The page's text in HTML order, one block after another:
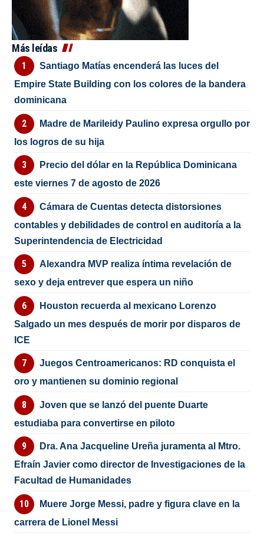
Más leídas
Santiago Matías encenderá las luces del
Empire State Building con los colores de la bandera
dominicana
Madre de Marileidy Paulino expresa orgullo por
los logros de su hija
Precio del dólar en la República Dominicana
este viernes 7 de agosto de 2026
Cámara de Cuentas detecta distorsiones
contables y debilidades de control en auditoría a la
Superintendencia de Electricidad
Alexandra MVP realiza íntima revelación de
sexo y deja entrever que espera un niño
Houston recuerda al mexicano Lorenzo
Salgado un mes después de morir por disparos de
ICE
Juegos Centroamericanos: RD conquista el
oro y mantienen su dominio regional
Joven que se lanzó del puente Duarte
estudiaba para convertirse en piloto
Dra. Ana Jacqueline Ureña juramenta al Mtro.
Efraín Javier como director de Investigaciones de la
Facultad de Humanidades
Muere Jorge Messi, padre y figura clave en la
carrera de Lionel Messi